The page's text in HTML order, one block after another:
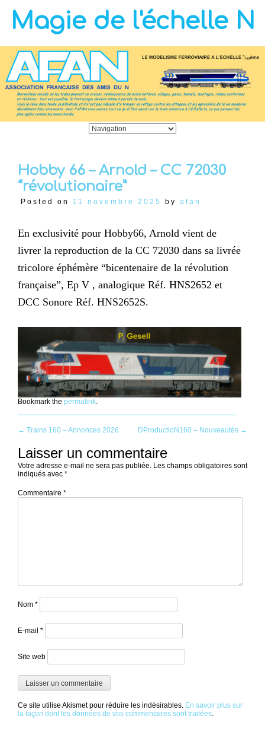
Magie de l'échelle N
Hobby 66 – Arnold – CC 72030
“révolutionaire”
Posted on 11 novembre 2025 by afan
En exclusivité pour Hobby66, Arnold vient de
livrer la reproduction de la CC 72030 dans sa livrée
tricolore éphémère “bicentenaire de la révolution
française”, Ep V , analogique Réf. HNS2652 et
DCC Sonore Réf. HNS2652S.
Bookmark the permalink
Post
navigation
← Trains 160 – Annonces 2026 DProductioN160 – Nouveautés →
Laisser un commentaire
Votre adresse e-mail ne sera pas publiée. Les champs obligatoires sont
indiqués avec *
Commentaire *
Nom *
E-mail *
Site web
Ce site utilise Akismet pour réduire les indésirables. En savoir plus sur
la façon dont les données de vos commentaires sont traitées